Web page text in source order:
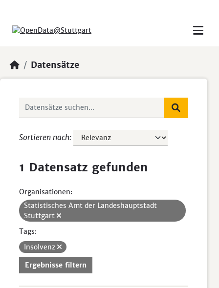
Datensätze
Sortieren nach
1 Datensatz gefunden
Organisationen:
Statistisches Amt der Landeshauptstadt
Stuttgart
Tags:
Insolvenz
Ergebnisse filtern